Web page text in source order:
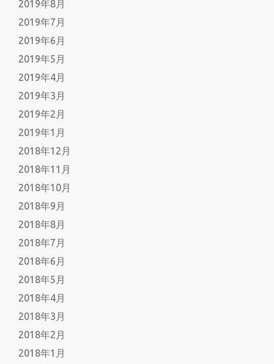
2019年8月
2019年7月
2019年6月
2019年5月
2019年4月
2019年3月
2019年2月
2019年1月
2018年12月
2018年11月
2018年10月
2018年9月
2018年8月
2018年7月
2018年6月
2018年5月
2018年4月
2018年3月
2018年2月
2018年1月